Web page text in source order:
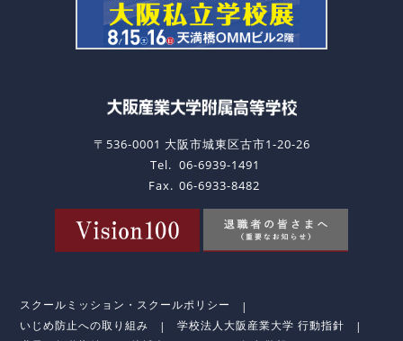
〒536-0001 大阪市城東区古市1-20-26
Tel. 06-6939-1491
Fax. 06-6933-8482
スクールミッション・スクールポリシー
いじめ防止への取り組み
学校法人大阪産業大学 行動指針